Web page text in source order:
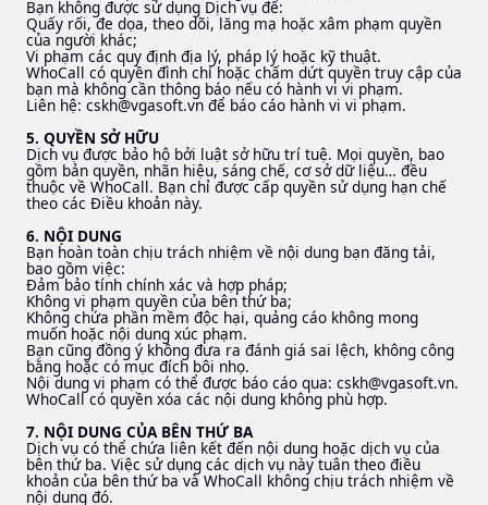
Bạn không được sử dụng Dịch vụ để:
Quấy rối, đe dọa, theo dõi, lăng mạ hoặc xâm phạm quyền
của người khác;
Vi phạm các quy định địa lý, pháp lý hoặc kỹ thuật.
WhoCall có quyền đình chỉ hoặc chấm dứt quyền truy cập của
bạn mà không cần thông báo nếu có hành vi vi phạm.
Liên hệ: cskh@vgasoft.vn để báo cáo hành vi vi phạm.
5. QUYỀN SỞ HỮU
Dịch vụ được bảo hộ bởi luật sở hữu trí tuệ. Mọi quyền, bao
gồm bản quyền, nhãn hiệu, sáng chế, cơ sở dữ liệu… đều
thuộc về WhoCall. Bạn chỉ được cấp quyền sử dụng hạn chế
theo các Điều khoản này.
6. NỘI DUNG
Bạn hoàn toàn chịu trách nhiệm về nội dung bạn đăng tải,
bao gồm việc:
Đảm bảo tính chính xác và hợp pháp;
Không vi phạm quyền của bên thứ ba;
Không chứa phần mềm độc hại, quảng cáo không mong
muốn hoặc nội dung xúc phạm.
Bạn cũng đồng ý không đưa ra đánh giá sai lệch, không công
bằng hoặc có mục đích bôi nhọ.
Nội dung vi phạm có thể được báo cáo qua: cskh@vgasoft.vn.
WhoCall có quyền xóa các nội dung không phù hợp.
7. NỘI DUNG CỦA BÊN THỨ BA
Dịch vụ có thể chứa liên kết đến nội dung hoặc dịch vụ của
bên thứ ba. Việc sử dụng các dịch vụ này tuân theo điều
khoản của bên thứ ba và WhoCall không chịu trách nhiệm về
nội dung đó.